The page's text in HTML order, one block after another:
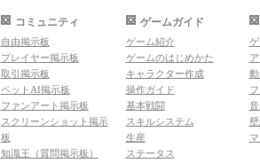
コミュニティ
自由掲示板
プレイヤー掲示板
取引掲示板
ペットAI掲示板
ファンアート掲示板
スクリーンショット掲示
板
知識王（質問掲示板）
ゲームガイド
ゲーム紹介
ゲームのはじめかた
キャラクター作成
操作ガイド
基本戦闘
スキルシステム
生産
ステータス